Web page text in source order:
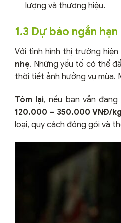
lượng và thương hiệu.
1.3 Dự báo ngắn
Với tình hình thị trường
nhẹ. Những yếu tố có thể
thời tiết ảnh hưởng vụ mùa.
Tóm lại, nếu bạn vẫn
120.000 – 350.000 VNĐ/kg
loại, quy cách đóng gói và